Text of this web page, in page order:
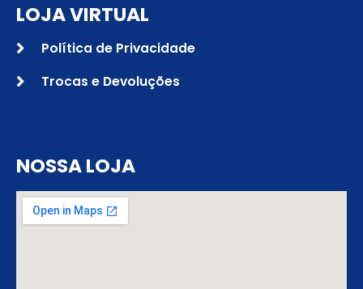
LOJA VIRTUAL
Política de Privacidade
Trocas e Devoluções
NOSSA LOJA